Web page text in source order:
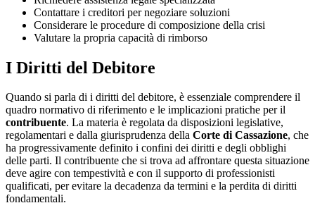
Contattare i creditori per negoziare soluzioni
Considerare le procedure di composizione della crisi
Valutare la propria capacità di rimborso
I Diritti del Debitore
Quando si parla di i diritti del debitore, è essenziale comprendere il
quadro normativo di riferimento e le implicazioni pratiche per il
contribuente. La materia è regolata da disposizioni legislative,
regolamentari e dalla giurisprudenza della Corte di Cassazione, che
ha progressivamente definito i confini dei diritti e degli obblighi
delle parti. Il contribuente che si trova ad affrontare questa situazione
deve agire con tempestività e con il supporto di professionisti
qualificati, per evitare la decadenza da termini e la perdita di diritti
fondamentali.